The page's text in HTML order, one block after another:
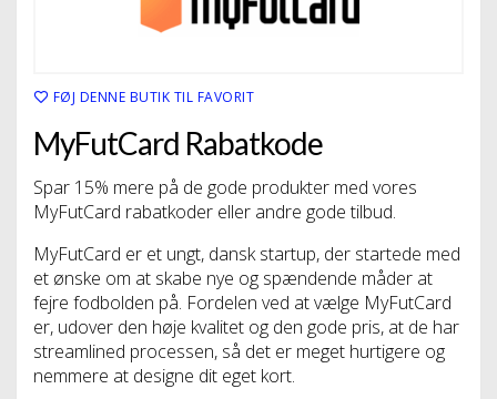
FØJ DENNE BUTIK TIL FAVORIT
MyFutCard Rabatkode
Spar 15% mere på de gode produkter med vores
MyFutCard rabatkoder eller andre gode tilbud.
MyFutCard er et ungt, dansk startup, der startede med
et ønske om at skabe nye og spændende måder at
fejre fodbolden på. Fordelen ved at vælge MyFutCard
er, udover den høje kvalitet og den gode pris, at de har
streamlined processen, så det er meget hurtigere og
nemmere at designe dit eget kort.